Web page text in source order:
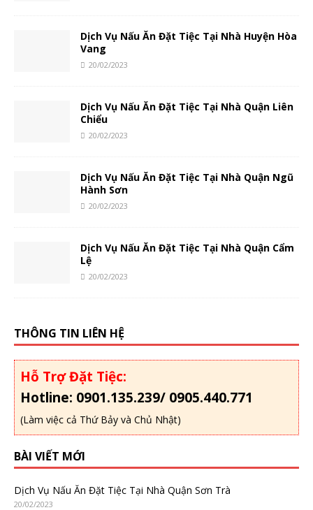
Dịch Vụ Nấu Ăn Đặt Tiệc Tại Nhà Huyện Hòa
Vang
20/02/2023
Dịch Vụ Nấu Ăn Đặt Tiệc Tại Nhà Quận Liên
Chiểu
20/02/2023
Dịch Vụ Nấu Ăn Đặt Tiệc Tại Nhà Quận Ngũ
Hành Sơn
20/02/2023
Dịch Vụ Nấu Ăn Đặt Tiệc Tại Nhà Quận Cẩm
Lệ
20/02/2023
THÔNG TIN LIÊN HỆ
Hỗ Trợ Đặt Tiệc:
Hotline: 0901.135.239/ 0905.440.771
(Làm việc cả Thứ Bảy và Chủ Nhật)
BÀI VIẾT MỚI
Dịch Vụ Nấu Ăn Đặt Tiệc Tại Nhà Quận Sơn Trà
20/02/2023